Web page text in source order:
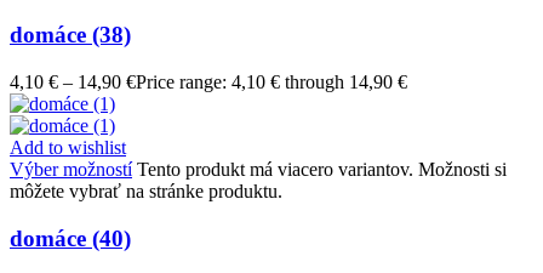
domáce (38)
4,10 € – 14,90 €Price range: 4,10 € through 14,90 €
Add to wishlist
Výber možností Tento produkt má viacero variantov. Možnosti si
môžete vybrať na stránke produktu.
domáce (40)